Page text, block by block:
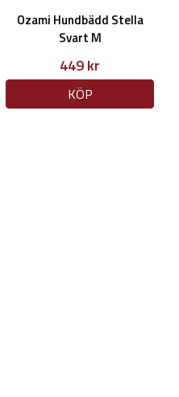
Ozami Hundbädd Stella
Svart M
449 kr
KÖP